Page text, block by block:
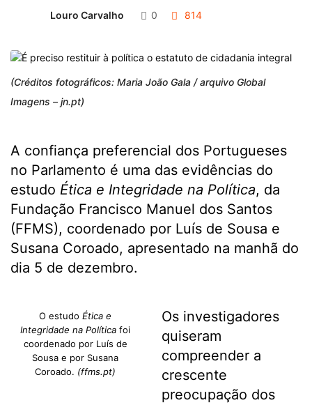
Louro Carvalho 0 814
(Créditos fotográficos: Maria João Gala / arquivo Global
Imagens – jn.pt)
A confiança preferencial dos Portugueses
no Parlamento é uma das evidências do
estudo Ética e Integridade na Política, da
Fundação Francisco Manuel dos Santos
(FFMS), coordenado por Luís de Sousa e
Susana Coroado, apresentado na manhã do
dia 5 de dezembro.
O estudoÉtica e
Integridade na Política foi
coordenado por Luís de
Sousa e por Susana
Coroado. (ffms.pt)
Os investigadores
quiseram
compreender a
crescente
preocupação dos